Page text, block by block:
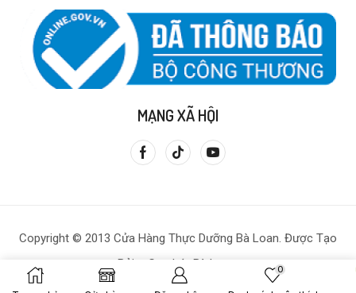
0
MẠNG XÃ HỘI
Copyright © 2013 Cửa Hàng Thực Dưỡng Bà Loan. Được Tạo
Bởi – Gạo Lứt Bà Loan.